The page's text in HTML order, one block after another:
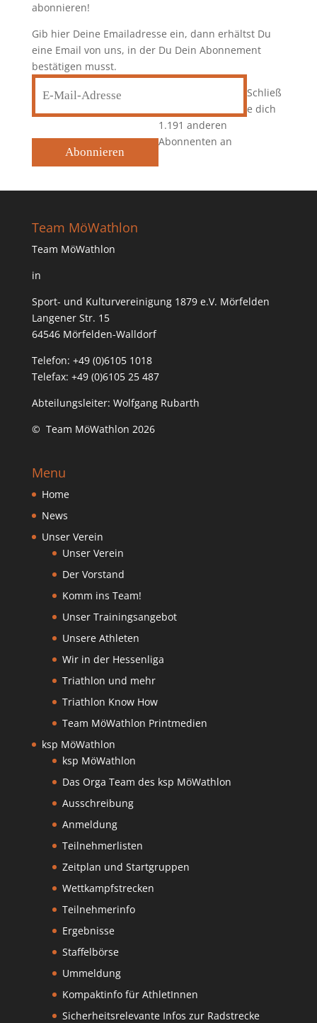
abonnieren!
Gib hier Deine Emailadresse ein, dann erhältst Du
eine Email von uns, in der Du Dein Abonnement
bestätigen musst.
E-
Mail-
Adresse
Abonnieren
Schließ
e dich
1.191 anderen
Abonnenten an
Team MöWathlon
Team MöWathlon
in
Sport- und Kulturvereinigung 1879 e.V. Mörfelden
Langener Str. 15
64546 Mörfelden-Walldorf
Telefon: +49 (0)6105 1018
Telefax: +49 (0)6105 25 487
Abteilungsleiter: Wolfgang Rubarth
© Team MöWathlon 2026
Menu
Home
News
Unser Verein
Unser Verein
Der Vorstand
Komm ins Team!
Unser Trainingsangebot
Unsere Athleten
Wir in der Hessenliga
Triathlon und mehr
Triathlon Know How
Team MöWathlon Printmedien
ksp MöWathlon
ksp MöWathlon
Das Orga Team des ksp MöWathlon
Ausschreibung
Anmeldung
Teilnehmerlisten
Zeitplan und Startgruppen
Wettkampfstrecken
Teilnehmerinfo
Ergebnisse
Staffelbörse
Ummeldung
Kompaktinfo für AthletInnen
Sicherheitsrelevante Infos zur Radstrecke